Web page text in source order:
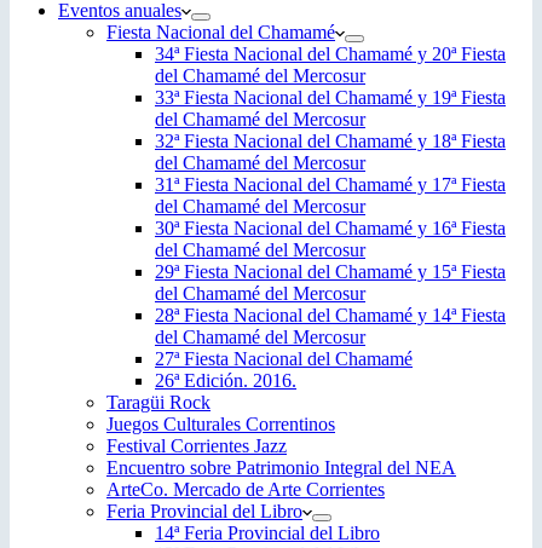
Eventos anuales
Fiesta Nacional del Chamamé
34ª Fiesta Nacional del Chamamé y 20ª Fiesta
del Chamamé del Mercosur
33ª Fiesta Nacional del Chamamé y 19ª Fiesta
del Chamamé del Mercosur
32ª Fiesta Nacional del Chamamé y 18ª Fiesta
del Chamamé del Mercosur
31ª Fiesta Nacional del Chamamé y 17ª Fiesta
del Chamamé del Mercosur
30ª Fiesta Nacional del Chamamé y 16ª Fiesta
del Chamamé del Mercosur
29ª Fiesta Nacional del Chamamé y 15ª Fiesta
del Chamamé del Mercosur
28ª Fiesta Nacional del Chamamé y 14ª Fiesta
del Chamamé del Mercosur
27ª Fiesta Nacional del Chamamé
26ª Edición. 2016.
Taragüi Rock
Juegos Culturales Correntinos
Festival Corrientes Jazz
Encuentro sobre Patrimonio Integral del NEA
ArteCo. Mercado de Arte Corrientes
Feria Provincial del Libro
14ª Feria Provincial del Libro